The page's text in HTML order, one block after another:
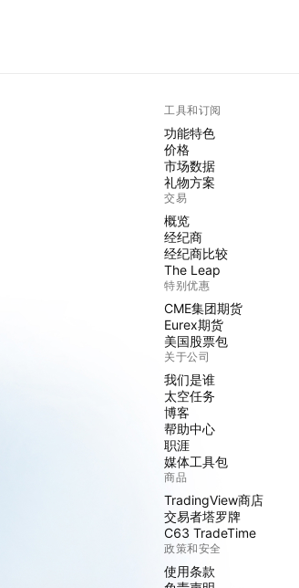
工具和订阅
功能特色
价格
市场数据
礼物方案
交易
概览
经纪商
经纪商比较
The Leap
特别优惠
CME集团期货
Eurex期货
美国股票包
关于公司
我们是谁
太空任务
博客
帮助中心
职涯
媒体工具包
商品
TradingView商店
交易者塔罗牌
C63 TradeTime
政策和安全
使用条款